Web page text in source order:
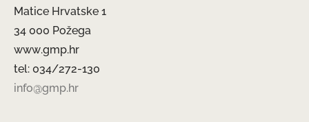
Matice Hrvatske 1
34 000 Požega
www.gmp.hr
tel: 034/272-130
info@gmp.hr